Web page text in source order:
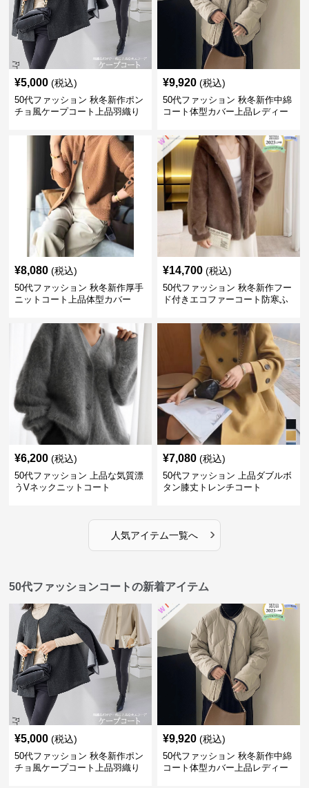
¥5,000 (税込)
50代ファッション 秋冬新作ポン
チョ風ケープコート上品羽織り
¥9,920 (税込)
50代ファッション 秋冬新作中綿
コート体型カバー上品レディー
¥8,080 (税込)
50代ファッション 秋冬新作厚手
ニットコート上品体型カバー
¥14,700 (税込)
50代ファッション 秋冬新作フー
ド付きエコファーコート防寒ふ
¥6,200 (税込)
50代ファッション 上品な気質漂
うVネックニットコート
¥7,080 (税込)
50代ファッション 上品ダブルボ
タン膝丈トレンチコート
人気アイテム一覧へ ›
50代ファッションコートの新着アイテム
¥5,000 (税込)
50代ファッション 秋冬新作ポン
チョ風ケープコート上品羽織り
¥9,920 (税込)
50代ファッション 秋冬新作中綿
コート体型カバー上品レディー